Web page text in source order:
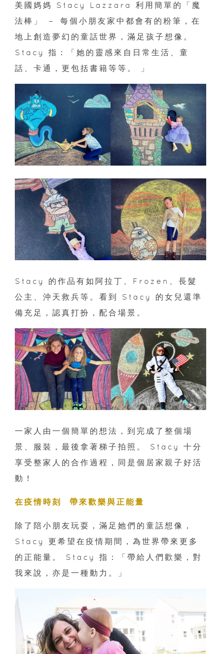
美國媽媽 Stacy Lazzara 利用簡單的「魔
法棒」 － 每個小朋友家中都會有的粉筆，在
地上創造夢幻的童話世界，滿足孩子想像。
Stacy 指：「她的靈感來自日常生活、童
話、卡通，更包括書籍等等。 」
Stacy 的作品有如阿拉丁、Frozen、長髮
公主、沖天救兵等。看到 Stacy 的女兒還準
備充足，認真打扮，配合場景。
一家人由一個簡單的想法，到完成了整個場
景、服裝，最後拿著梯子拍照。 Stacy 十分
享受整家人的合作過程，同是個居家親子好活
動！
在疫情時刻 帶來歡樂與正能量
除了陪小朋友玩耍，滿足她們的童話想像，
Stacy 更希望在疫情期間，為世界帶來更多
的正能量。 Stacy 指：「帶給人們歡樂，對
我來說，亦是一種動力。」